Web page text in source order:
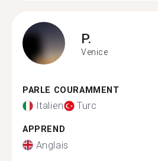
P.
Venice
PARLE COURAMMENT
Italien Turc
APPREND
Anglais